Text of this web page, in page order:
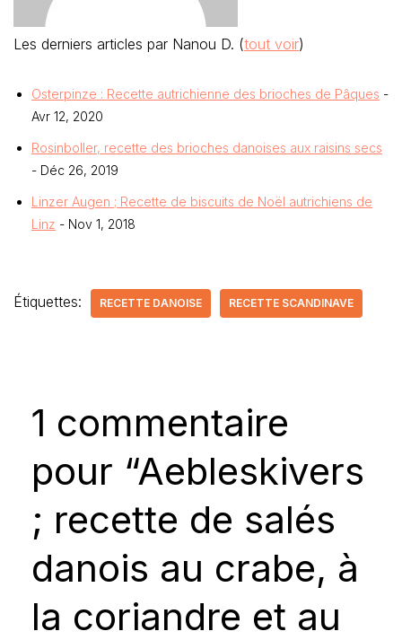
Les derniers articles par Nanou D. (tout voir)
Osterpinze : Recette autrichienne des brioches de Pâques -
Avr 12, 2020
Rosinboller, recette des brioches danoises aux raisins secs
- Déc 26, 2019
Linzer Augen ; Recette de biscuits de Noël autrichiens de
Linz - Nov 1, 2018
Étiquettes: RECETTE DANOISE RECETTE SCANDINAVE
1 commentaire
pour “Aebleskivers
; recette de salés
danois au crabe, à
la coriandre et au